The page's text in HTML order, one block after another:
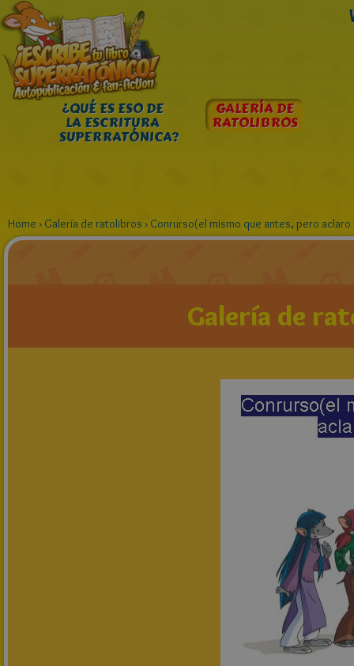
¿QUÉ ES ESO DE
LA ESCRITURA
SUPERRATÓNICA?
GALERÍA DE
RATOLIBROS
Home › Galería de ratolibros › Conrurso(el mismo que antes, pero
Galería de